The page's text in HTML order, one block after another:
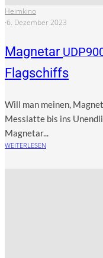
Heimkino
·6. Dezember 2023
Magnetar
Flagschiffs
Will man mei­nen,
Mess­lat­te bis ins
Magnetar...
WEITERLESEN